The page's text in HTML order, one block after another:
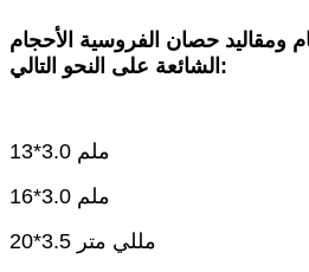
ومقاليد حصان الفروسية الأحجام
الشائعة على النحو التالي:
13*3.0 ملم
16*3.0 ملم
20*3.5 مللي متر